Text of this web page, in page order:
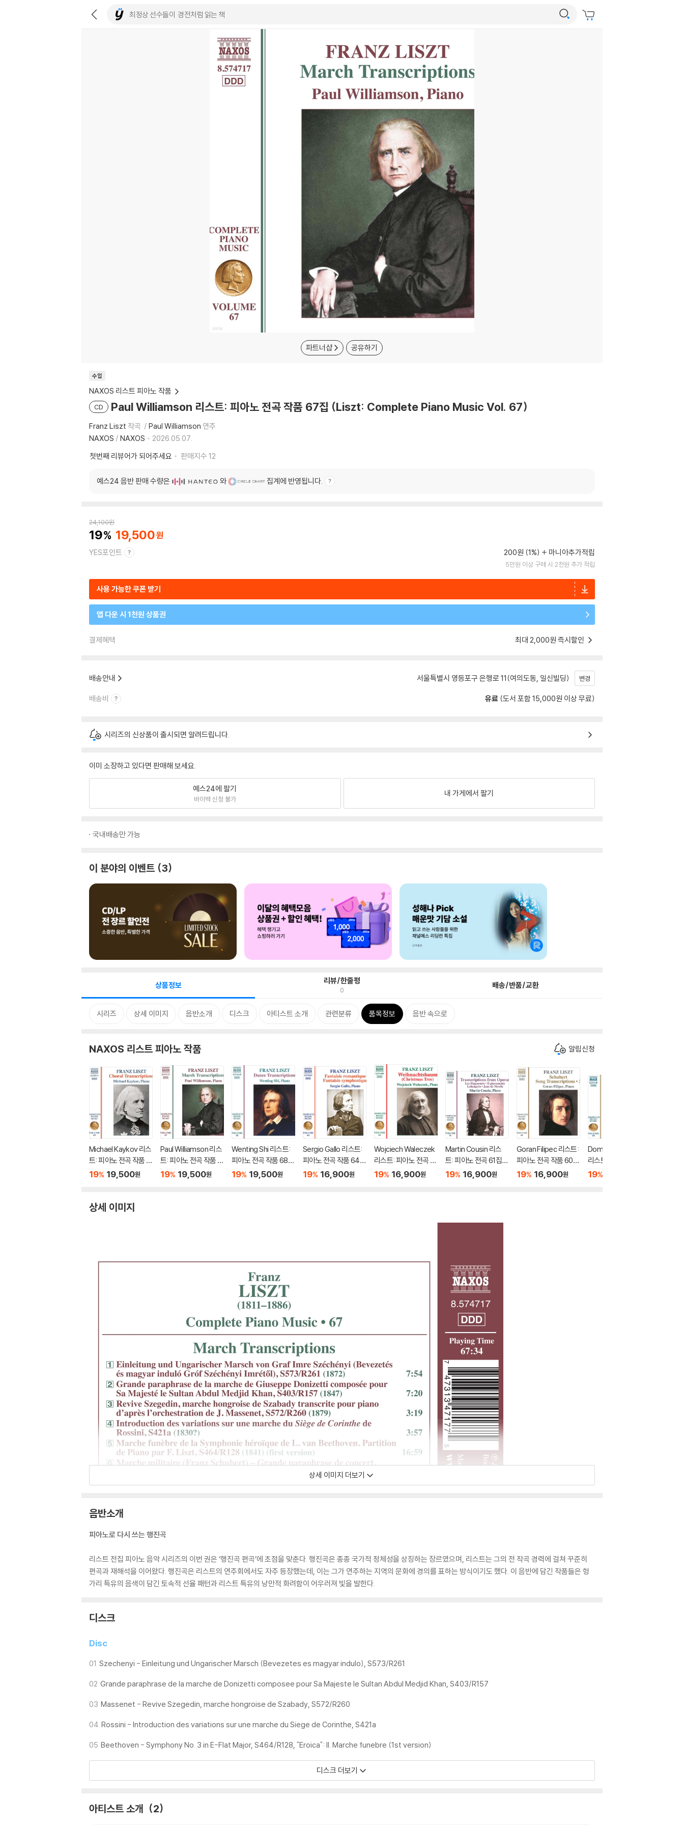
파트너샵 공유하기
수입
NAXOS 리스트 피아노 작품
CD Paul Williamson 리스트: 피아노 전곡 작품 67집 (Liszt: Complete Piano Music Vol. 67)
Franz Liszt 작곡 Paul Williamson 연주
NAXOS / NAXOS
2026.05.07.
첫번째 리뷰어가 되어주세요
판매지수 12
예스24 음반 판매 수량은 와 집계에 반영됩니다.
24,100원
19 19,500
YES포인트 200원 (1%) 마니아추가적립
5만원 이상 구매 시 2천원 추가 적립
사용 가능한 쿠폰 받기
앱 다운 시 1천원 상품권
결제혜택 최대 2,000원 즉시할인
배송안내 서울특별시 영등포구 은행로 11(여의도동, 일신빌딩) 변경
배송비 유료 (도서 포함 15,000원 이상 무료)
시리즈의 신상품이 출시되면 알려드립니다.
이미 소장하고 있다면 판매해 보세요.
예스24에 팔기
바이백 신청 불가
내 가게에서 팔기
국내배송만 가능
이 분야의 이벤트 3
상품정보 리뷰/한줄평
0 배송/반품/교환
시리즈 상세 이미지 음반소개 디스크 아티스트 소개 관련분류 품목정보 음반 속으로
NAXOS 리스트 피아노 작품 알림신청
Michael Kaykov 리스
트: 피아노 전곡 작품 6
9집 (Liszt: Complet
19% 19,500원
Paul Williamson 리스
트: 피아노 전곡 작품 6
7집 (Liszt: Complet
19% 19,500원
Wenting Shi 리스트:
피아노 전곡 작품 68집
(Liszt: Complete Pia
19% 19,500원
Sergio Gallo 리스트:
피아노 전곡 작품 64집
- 낭만적 환상곡 (Lisz
19% 16,900원
Wojciech Waleczek
리스트: 피아노 전곡 6
3집 (Liszt: Piano Mu
19% 16,900원
Martin Cousin 리스
트: 피아노 전곡 61집
[오페라 편곡집] (Lisz
19% 16,900원
Goran Filipec 리스트:
피아노 전곡 작품 60집
[슈베르트 가곡 편곡 작
19% 16,900원
Domonkos Csabay
리스트: 피아노 전곡 작
품 58집 (Liszt: Com
19%
상세 이미지
상세 이미지 더보기
음반소개
피아노로 다시 쓰는 행진곡
리스트 전집 피아노 음악 시리즈의 이번 권은 ‘행진곡 편곡’에 초점을 맞춘다. 행진곡은 종종 국가적 정체성을 상징하는 장르였으며, 리스트는 그의 전 작곡 경력에 걸쳐 꾸준히
편곡과 재해석을 이어왔다. 행진곡은 리스트의 연주회에서도 자주 등장했는데, 이는 그가 연주하는 지역의 문화에 경의를 표하는 방식이기도 했다. 이 음반에 담긴 작품들은 헝
가리 특유의 음색이 담긴 토속적 선율 패턴과 리스트 특유의 낭만적 화려함이 어우러져 빛을 발한다.
디스크
Disc
01 Szechenyi - Einleitung und Ungarischer Marsch (Bevezetes es magyar indulo), S573/R261
02 Grande paraphrase de la marche de Donizetti composee pour Sa Majeste le Sultan Abdul Medjid Khan, S403/R157
03 Massenet - Revive Szegedin, marche hongroise de Szabady, S572/R260
04 Rossini - Introduction des variations sur une marche du Siege de Corinthe, S421a
05 Beethoven - Symphony No. 3 in E-Flat Major, S464/R128, "Eroica": II. Marche funebre (1st version)
디스크 더보기
아티스트 소개 2